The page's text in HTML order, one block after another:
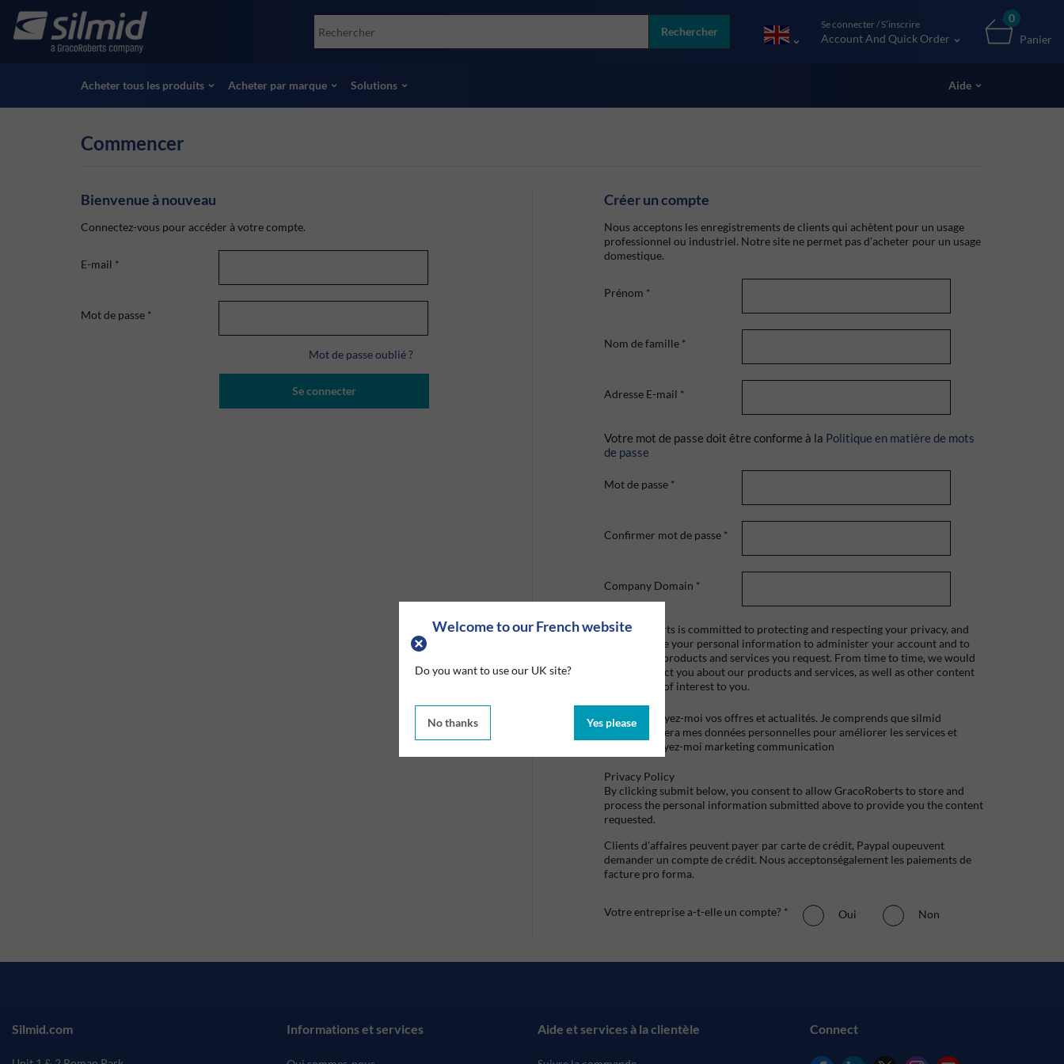
Welcome to our French website
Do you want to use our UK site?
No thanks Yes please
main
Accessories
Essais non destructifs (NDT)
Voir tous les produits
Socomore
Skydrol
Rechercher
Se connecter / S’inscrire
Account And Quick Order
0
Panier
Acheter tous les produits Acheter par marque Solutions Aide
Commencer
Bienvenue à nouveau
Connectez-vous pour accéder à votre compte.
E-mail *
Mot de passe *
Mot de passe oublié ?
Se connecter
Créer un compte
Nous acceptons les enregistrements de clients qui achètent pour un usage
professionnel ou industriel. Notre site ne permet pas d'acheter pour un usage
domestique.
Prénom *
Nom de famille *
Adresse E-mail *
Votre mot de passe doit être conforme à la Politique en matière de mots
de passe
Mot de passe *
Confirmer mot de passe *
Company Domain *
Graco Roberts is committed to protecting and respecting your privacy, and
we'll only use your personal information to administer your account and to
provide the products and services you request. From time to time, we would
like to contact you about our products and services, as well as other content
that may be of interest to you.
Envoyez-moi vos offres et actualités. Je comprends que silmid
utilisera mes données personnelles pour améliorer les services et
envoyez-moi marketing communication
Privacy Policy
By clicking submit below, you consent to allow GracoRoberts to store and
process the personal information submitted above to provide you the content
requested.
Clients d'affaires peuvent payer par carte de crédit, Paypal oupeuvent
demander un compte de crédit. Nous acceptonségalement les paiements de
facture pro forma.
Votre entreprise a-t-elle un compte? * Oui Non
Informations et services Aide et services à la clientèle Connect
Silmid.com